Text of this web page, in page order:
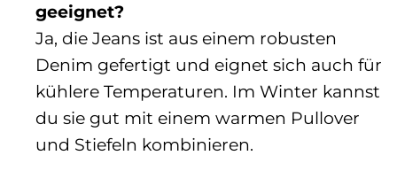
geeignet?
Ja, die Jeans ist aus einem robusten
Denim gefertigt und eignet sich auch für
kühlere Temperaturen. Im Winter kannst
du sie gut mit einem warmen Pullover
und Stiefeln kombinieren.